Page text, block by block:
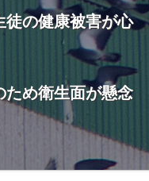
徒の健康被害が心
ため衛生面が懸念